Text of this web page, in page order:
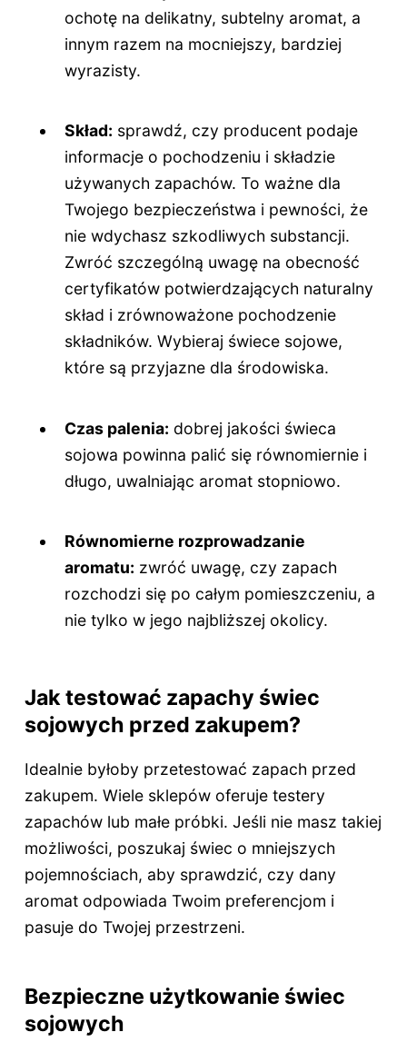
ochotę na delikatny, subtelny aromat, a
innym razem na mocniejszy, bardziej
wyrazisty.
Skład: sprawdź, czy producent podaje
informacje o pochodzeniu i składzie
używanych zapachów. To ważne dla
Twojego bezpieczeństwa i pewności, że
nie wdychasz szkodliwych substancji.
Zwróć szczególną uwagę na obecność
certyfikatów potwierdzających naturalny
skład i zrównoważone pochodzenie
składników. Wybieraj świece sojowe,
które są przyjazne dla środowiska.
Czas palenia: dobrej jakości świeca
sojowa powinna palić się równomiernie i
długo, uwalniając aromat stopniowo.
Równomierne rozprowadzanie
aromatu: zwróć uwagę, czy zapach
rozchodzi się po całym pomieszczeniu, a
nie tylko w jego najbliższej okolicy.
Jak testować zapachy świec
sojowych przed zakupem?
Idealnie byłoby przetestować zapach przed
zakupem. Wiele sklepów oferuje testery
zapachów lub małe próbki. Jeśli nie masz takiej
możliwości, poszukaj świec o mniejszych
pojemnościach, aby sprawdzić, czy dany
aromat odpowiada Twoim preferencjom i
pasuje do Twojej przestrzeni.
Bezpieczne użytkowanie świec
sojowych